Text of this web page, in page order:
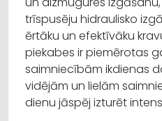
trīspusēju hidraulisko
ērtāku un efektīvāku
piekabes ir piemērotas
saimniecībām ikdienas
vidējām un lielām
dienu jāspēj izturēt